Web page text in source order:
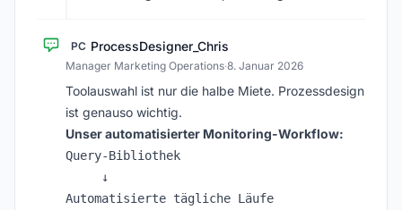
PC ProcessDesigner_Chris
Manager Marketing Operations·8. Januar 2026
Toolauswahl ist nur die halbe Miete. Prozessdesign
ist genauso wichtig.
Unser automatisierter Monitoring-Workflow:
Query-Bibliothek
     ↓
Automatisierte tägliche Läufe